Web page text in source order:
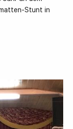
Stunt in